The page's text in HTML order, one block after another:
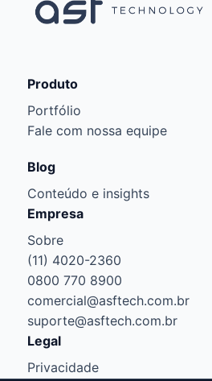
Produto
Portfólio
Fale com nossa equipe
Blog
Conteúdo e insights
Empresa
Sobre
(11) 4020-2360
0800 770 8900
comercial@asftech.com.br
suporte@asftech.com.br
Legal
Privacidade